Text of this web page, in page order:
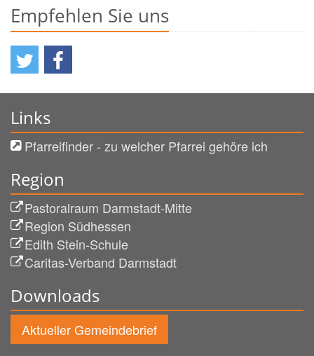
Empfehlen Sie uns
Links
Pfarreifinder - zu welcher Pfarrei gehöre ich
Region
Pastoralraum Darmstadt-Mitte
Region Südhessen
Edith Stein-Schule
Caritas-Verband Darmstadt
Downloads
Aktueller Gemeindebrief